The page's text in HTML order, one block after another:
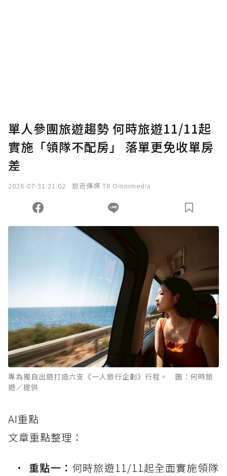
確認送出
您當前剩餘 U 利點數：0點；前往 購買點數
單人參團旅遊趨勢 何時旅遊11/11起
實施「領隊不配房」 落單更免收單房
差
2026-07-31 21:02 旅奇傳媒 TR Omnimedia
專為獨自出遊打造六支《一人旅行企劃》行程。 圖：何時旅
遊／提供
AI重點
文章重點整理：
重點一： 何時旅遊11/11起全面實施領隊